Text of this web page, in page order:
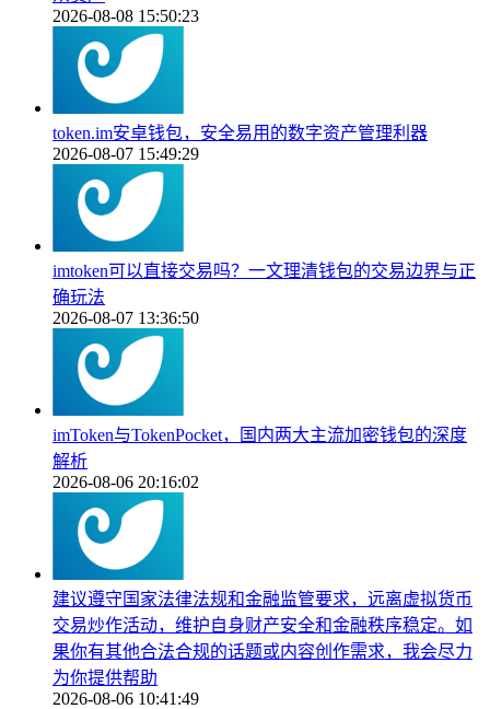
2026-08-08 15:50:23
token.im安卓钱包，安全易用的数字资产管理利器
2026-08-07 15:49:29
imtoken可以直接交易吗？一文理清钱包的交易边界与正
确玩法
2026-08-07 13:36:50
imToken与TokenPocket，国内两大主流加密钱包的深度
解析
2026-08-06 20:16:02
建议遵守国家法律法规和金融监管要求，远离虚拟货币
交易炒作活动，维护自身财产安全和金融秩序稳定。如
果你有其他合法合规的话题或内容创作需求，我会尽力
为你提供帮助
2026-08-06 10:41:49